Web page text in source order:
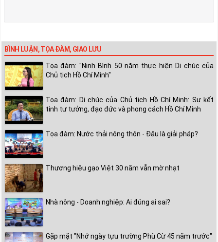
BÌNH LUẬN, TỌA ĐÀM, GIAO LƯU
Tọa đàm: "Ninh Bình 50 năm thực hiện Di chúc của
Chủ tịch Hồ Chí Minh"
Tọa đàm: Di chúc của Chủ tịch Hồ Chí Minh: Sự kết
tinh tư tưởng, đạo đức và phong cách Hồ Chí Minh
Tọa đàm: Nước thải nông thôn - Đâu là giải pháp?
Thương hiệu gạo Việt 30 năm vẫn mờ nhạt
Nhà nông - Doanh nghiệp: Ai đúng ai sai?
Gặp mặt "Nhớ ngày tựu trường Phù Cừ 45 năm trước"